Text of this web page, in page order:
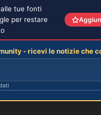
alle tue fonti
per restare
- ricevi le notizie che